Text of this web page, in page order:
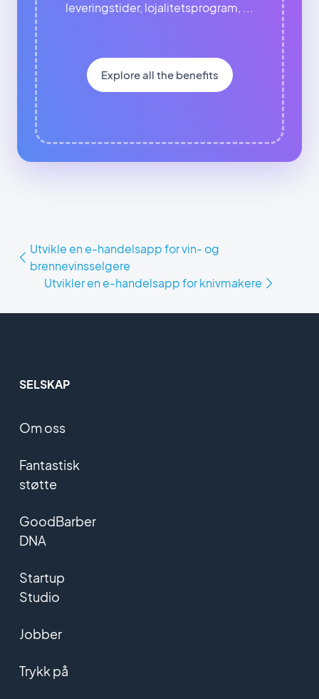
leveringstider, lojalitetsprogram, ...
Explore all the benefits
Utvikle en e-handelsapp for vin- og
brennevinsselgere
Utvikler en e-handelsapp for knivmakere
SELSKAP
Om oss
Fantastisk
støtte
GoodBarber
DNA
Startup
Studio
Jobber
Trykk på